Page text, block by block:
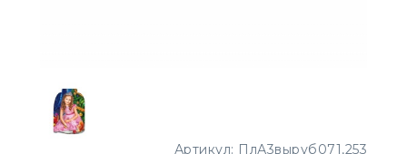
Артикул: ПлА3выруб071,253